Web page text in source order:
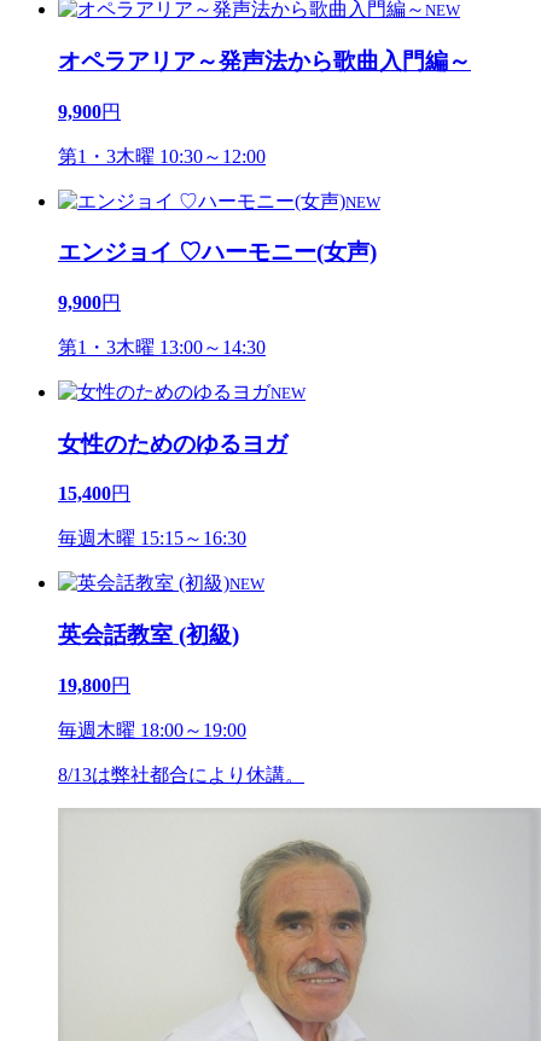
NEW
オペラアリア～発声法から歌曲入門編～
9,900円
第1・3木曜 10:30～12:00
NEW
エンジョイ ♡ハーモニー(女声)
9,900円
第1・3木曜 13:00～14:30
NEW
女性のためのゆるヨガ
15,400円
毎週木曜 15:15～16:30
NEW
英会話教室 (初級)
19,800円
毎週木曜 18:00～19:00
8/13は弊社都合により休講。